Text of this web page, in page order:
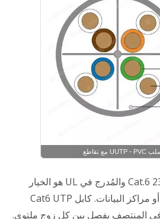
كابل LAN المصنف Cat.6 23AWG والمُدرج في UL هو الخيار
المثالي لتوصيلات الأعمال أو مراكز البيانات. كابل Cat6 UTP
يفصل بين كل زوج ملتوي.